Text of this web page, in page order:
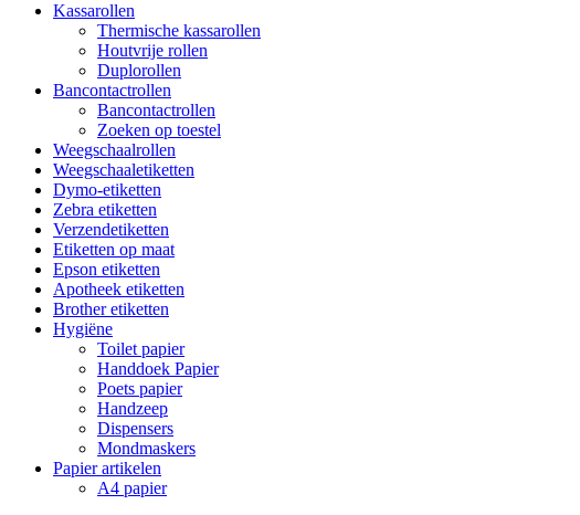
Kassarollen
Thermische kassarollen
Houtvrije rollen
Duplorollen
Bancontactrollen
Bancontactrollen
Zoeken op toestel
Weegschaalrollen
Weegschaaletiketten
Dymo-etiketten
Zebra etiketten
Verzendetiketten
Etiketten op maat
Epson etiketten
Apotheek etiketten
Brother etiketten
Hygiëne
Toilet papier
Handdoek Papier
Poets papier
Handzeep
Dispensers
Mondmaskers
Papier artikelen
A4 papier